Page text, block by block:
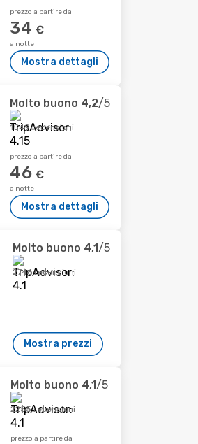
prezzo a partire da
34 €
a notte
Mostra dettagli
Molto buono 4,2/5
1549 recensioni
prezzo a partire da
46 €
a notte
Mostra dettagli
Molto buono 4,1/5
2746 recensioni
Mostra prezzi
Molto buono 4,1/5
2255 recensioni
prezzo a partire da